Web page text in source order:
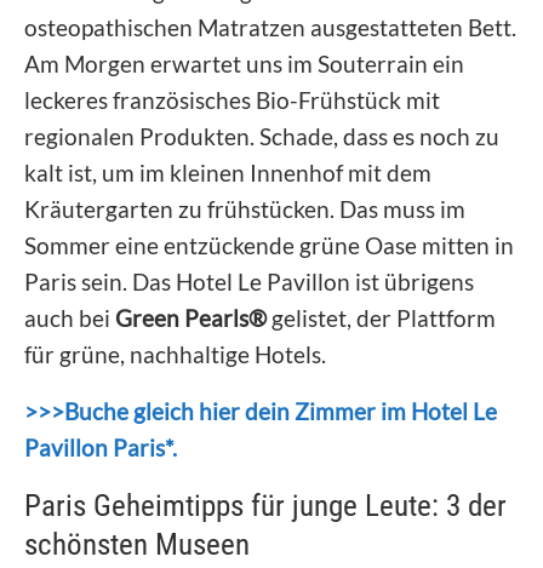
osteopathischen Matratzen ausgestatteten Bett.
Am Morgen erwartet uns im Souterrain ein
leckeres französisches Bio-Frühstück mit
regionalen Produkten. Schade, dass es noch zu
kalt ist, um im kleinen Innenhof mit dem
Kräutergarten zu frühstücken. Das muss im
Sommer eine entzückende grüne Oase mitten in
Paris sein. Das Hotel Le Pavillon ist übrigens
auch bei Green Pearls®gelistet, der Plattform
für grüne, nachhaltige Hotels.
>>>Buche gleich hier dein Zimmer im Hotel Le
Pavillon Paris*.
Paris Geheimtipps für junge Leute: 3 der
schönsten Museen